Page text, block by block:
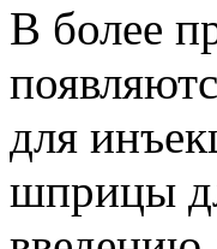
В более
для
шприцы